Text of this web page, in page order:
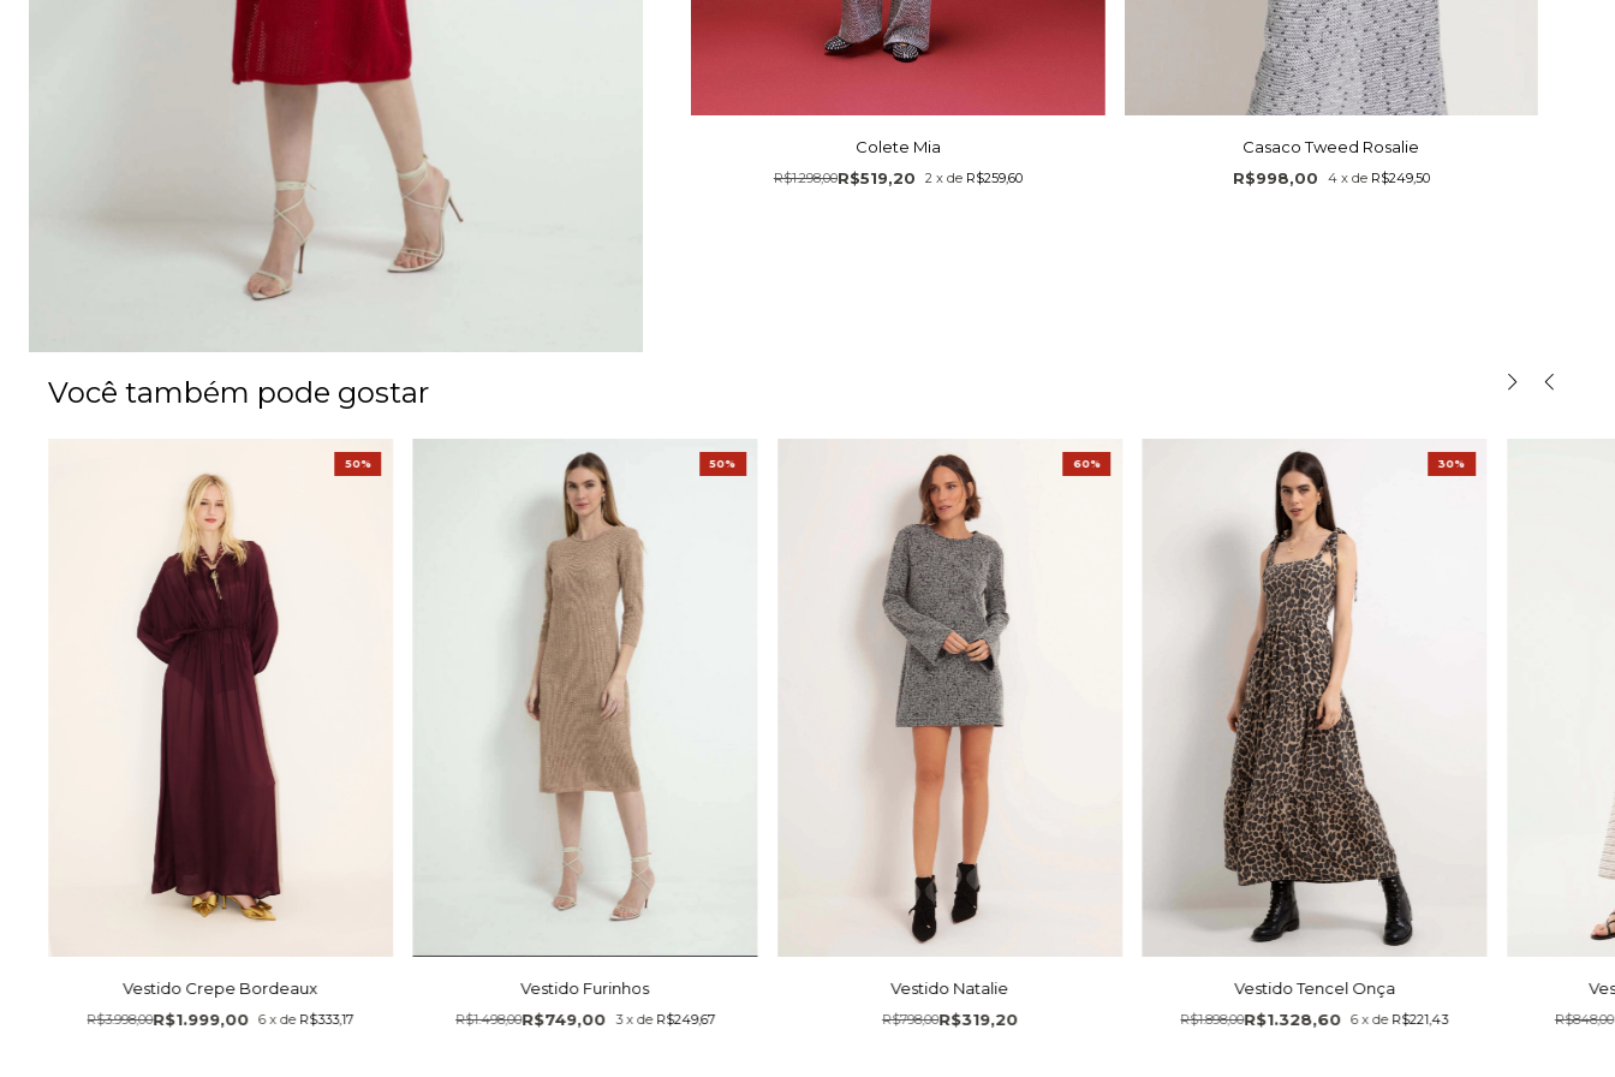
Colete Mia
R$519,20
R$1.298,00 2 x de R$259,60
Casaco Tweed Rosalie
R$998,00
4 x de R$249,50
Você também pode gostar
Vestido Crepe Bordeaux
R$1.999,00
R$3.998,00 6 xde R$333,17
50%
Vestido Furinhos
R$749,00
R$1.498,00 3 xde R$249,67
50%
Vestido Natalie
R$319,20
R$798,00
60%
Vestido Tencel Onça
R$1.328,60
R$1.898,00 6 xde R$221,43
30%
R$848,00